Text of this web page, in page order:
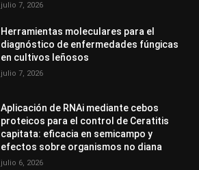
julio 7, 2026
Herramientas moleculares para el
diagnóstico de enfermedades fúngicas
en cultivos leñosos
julio 7, 2026
Aplicación de RNAi mediante cebos
proteicos para el control de Ceratitis
capitata: eficacia en semicampo y
efectos sobre organismos no diana
julio 6, 2026